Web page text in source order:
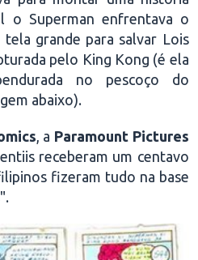
o Superman enfrentava o
grande para salvar Lois
pelo King Kong (é ela
no pescoço do
abaixo).
, a Paramount Pictures
receberam um centavo
fizeram tudo na base